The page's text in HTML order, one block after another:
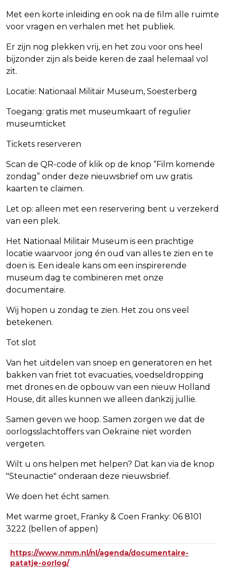
Met een korte inleiding en ook na de film alle ruimte
voor vragen en verhalen met het publiek.
Er zijn nog plekken vrij, en het zou voor ons heel
bijzonder zijn als beide keren de zaal helemaal vol
zit.
Locatie: Nationaal Militair Museum, Soesterberg
Toegang: gratis met museumkaart of regulier
museumticket
Tickets reserveren
Scan de QR-code of klik op de knop “Film komende
zondag” onder deze nieuwsbrief om uw gratis
kaarten te claimen.
Let op: alleen met een reservering bent u verzekerd
van een plek.
Het Nationaal Militair Museum is een prachtige
locatie waarvoor jong én oud van alles te zien en te
doen is. Een ideale kans om een inspirerende
museum dag te combineren met onze
documentaire.
Wij hopen u zondag te zien. Het zou ons veel
betekenen.
Tot slot
Van het uitdelen van snoep en generatoren en het
bakken van friet tot evacuaties, voedseldropping
met drones en de opbouw van een nieuw Holland
House, dit alles kunnen we alleen dankzij jullie.
Samen geven we hoop. Samen zorgen we dat de
oorlogsslachtoffers van Oekraïne niet worden
vergeten.
Wilt u ons helpen met helpen? Dat kan via de knop
"Steunactie" onderaan deze nieuwsbrief.
We doen het écht samen.
Met warme groet, Franky & Coen Franky: 06 8101
3222 (bellen of appen)
https://www.nmm.nl/nl/agenda/documentaire-
patatje-oorlog/